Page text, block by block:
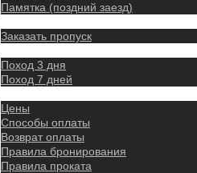
Памятка (поздний заезд)
Заказать пропуск
Поход 3 дня
Поход 7 дней
Цены
Способы оплаты
Возврат оплаты
Правила бронирования
Правила проката